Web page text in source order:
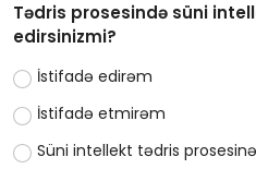
Tədris prosesində süni
edirsinizmi?
İstifadə edirəm
İstifadə etmirəm
Süni intellekt tədris